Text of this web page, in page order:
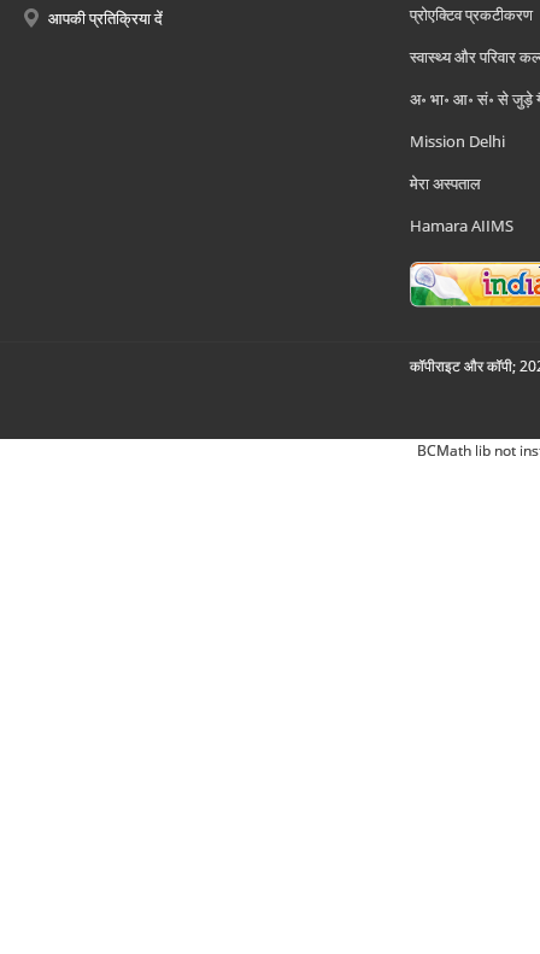
आपकी प्रतिक्रिया दें
प्रोएक्टिव प्रकटीकरण
स्वास्थ्य और परिवार
अ॰ भा॰ आ॰ सं॰ से जुड़े
Mission Delhi
मेरा अस्पताल
Hamara AIIMS
कॉपीराइट और कॉपी;
BCMath lib not